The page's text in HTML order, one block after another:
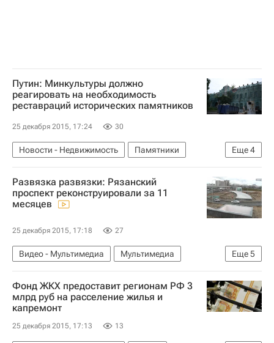
Путин: Минкультуры должно
реагировать на необходимость
реставраций исторических памятников
25 декабря 2015, 17:24 30
Еще4
Новости - Недвижимость
Памятники
Реставрация
Владимир Путин
Городская среда
Россия
Развязка развязки: Рязанский
проспект реконструировали за 11
месяцев
25 декабря 2015, 17:18 27
Еще5
Видео - Мультимедиа
Мультимедиа
Москва
Дороги
Инфраструктура
Строительство
Россия
Фонд ЖКХ предоставит регионам РФ 3
млрд руб на расселение жилья и
капремонт
25 декабря 2015, 17:13 13